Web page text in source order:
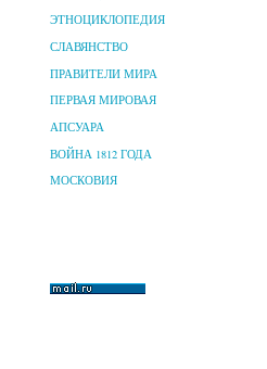
ЭТНОЦИКЛОПЕДИЯ
СЛАВЯНСТВО
ПРАВИТЕЛИ МИРА
ПЕРВАЯ МИРОВАЯ
АПСУАРА
ВОЙНА 1812 ГОДА
МОСКОВИЯ